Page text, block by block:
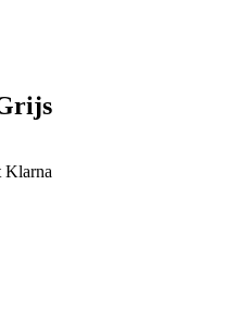
Klarna